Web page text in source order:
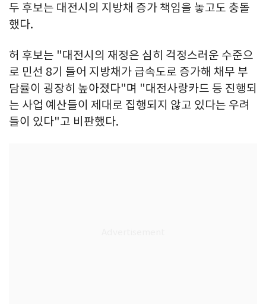
두 후보는 대전시의 지방채 증가 책임을 놓고도 충돌
했다.
허 후보는 "대전시의 재정은 심히 걱정스러운 수준으
로 민선 8기 들어 지방채가 급속도로 증가해 채무 부
담률이 굉장히 높아졌다"며 "대전사랑카드 등 진행되
는 사업 예산들이 제대로 집행되지 않고 있다는 우려
들이 있다"고 비판했다.